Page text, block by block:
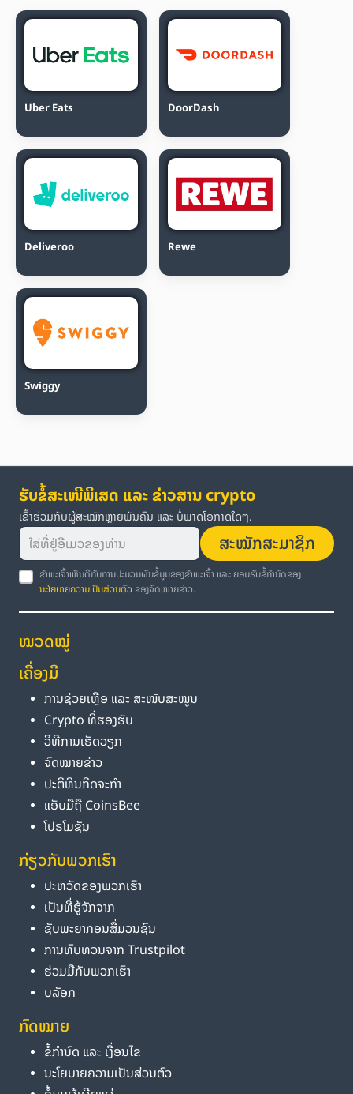
Uber Eats DoorDash
Deliveroo Rewe
Swiggy
ຮັບຂໍ້ສະເໜີພິເສດ ແລະ ຂ່າວສານ crypto
ເຂົ້າຮ່ວມກັບຜູ້ສະໝັກຫຼາຍພັນຄົນ ແລະ ບໍ່ພາດໂອກາດໃດໆ.
ສະໝັກສະມາຊິກ
ຂ້າພະເຈົ້າເຫັນດີກັບການປະມວນຜົນຂໍ້ມູນຂອງຂ້າພະເຈົ້າ ແລະ ຍອມຮັບຂໍ້ກຳນົດຂອງ
ນະໂຍບາຍຄວາມເປັນສ່ວນຕົວ ຂອງຈົດໝາຍຂ່າວ.
ໝວດໝູ່
ເຄື່ອງມື
ການຊ່ວຍເຫຼືອ ແລະ ສະໜັບສະໜູນ
Crypto ທີ່ຮອງຮັບ
ວິທີການເຮັດວຽກ
ຈົດໝາຍຂ່າວ
ປະຕິທິນກິດຈະກຳ
ແອັບມືຖື CoinsBee
ໂປຣໂມຊັນ
ກ່ຽວກັບພວກເຮົາ
ປະຫວັດຂອງພວກເຮົາ
ເປັນທີ່ຮູ້ຈັກຈາກ
ຊັບພະຍາກອນສື່ມວນຊົນ
ການທົບທວນຈາກ Trustpilot
ຮ່ວມມືກັບພວກເຮົາ
ບລັອກ
ກົດໝາຍ
ຂໍ້ກຳນົດ ແລະ ເງື່ອນໄຂ
ນະໂຍບາຍຄວາມເປັນສ່ວນຕົວ